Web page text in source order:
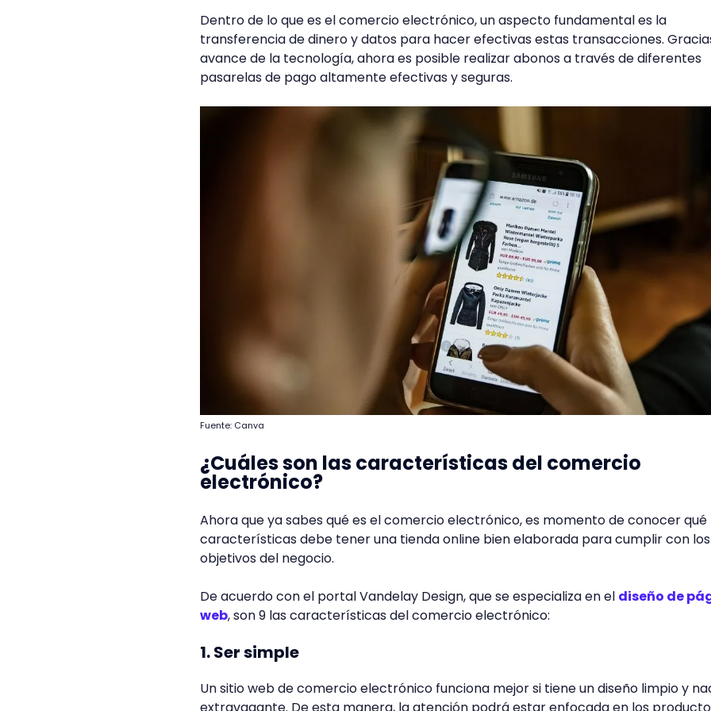
Dentro de lo que es el comercio electrónico, un aspecto fundamental es la
transferencia de dinero y datos para hacer efectivas estas transacciones.
avance de la tecnología, ahora es posible realizar abonos a través de diferentes
pasarelas de pago altamente efectivas y seguras.
Fuente: Canva
¿Cuáles son las características del comercio
electrónico?
Ahora que ya sabes qué es el comercio electrónico, es momento de conocer qué
características debe tener una tienda online bien elaborada para cumplir con los
objetivos del negocio.
De acuerdo con el portal Vandelay Design, que se especializa en el diseño de
web, son 9 las características del comercio electrónico:
1. Ser simple
Un sitio web de comercio electrónico funciona mejor si tiene un diseño limpio y
extravagante. De esta manera, la atención podrá estar enfocada en los